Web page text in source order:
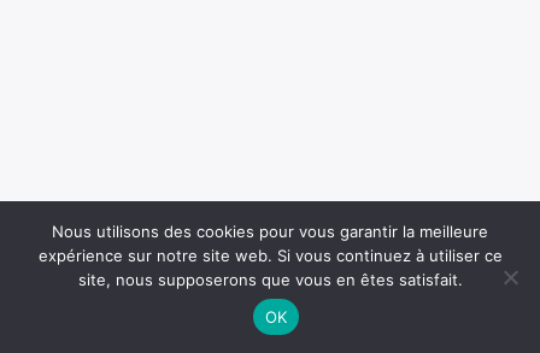
Nous utilisons des cookies pour vous garantir la meilleure
expérience sur notre site web. Si vous continuez à utiliser ce
site, nous supposerons que vous en êtes satisfait.
OK